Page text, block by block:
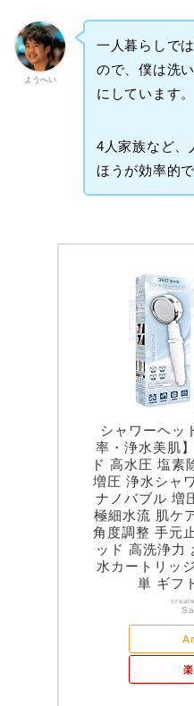
ようへい
一人暮らしで
ので、僕は洗
にしています。
4人家族など、
ほうが効率的
シャワーヘッ
率・浄水美肌
ド 高水圧 塩素
増圧 浄水シャ
ナノバブル 増
極細水流 肌ケ
角度調整 手元
ッド 高洗浄力
水カートリッ
単 ギフ